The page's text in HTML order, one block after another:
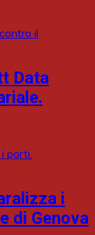
Data
i
di Genova